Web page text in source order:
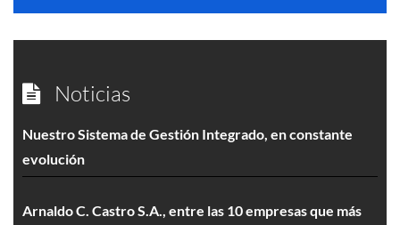
Noticias
Nuestro Sistema de Gestión Integrado, en constante
evolución
Arnaldo C. Castro S.A., entre las 10 empresas que más